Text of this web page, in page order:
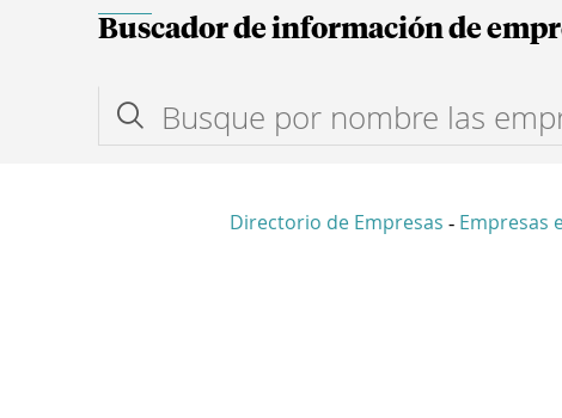
Buscador de información de
Directorio de Empresas - Empresas